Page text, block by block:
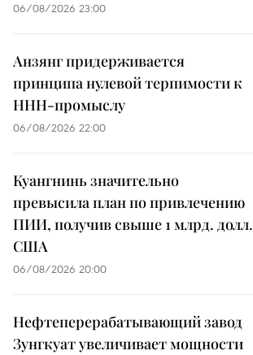
06/08/2026 23:00
Анзянг придерживается
принципа нулевой терпимости к
ННН-промыслу
06/08/2026 22:00
Куангнинь значительно
превысила план по привлечению
ПИИ, получив свыше 1 млрд. долл.
США
06/08/2026 20:00
Нефтеперерабатывающий завод
Зунгкуат увеличивает мощности